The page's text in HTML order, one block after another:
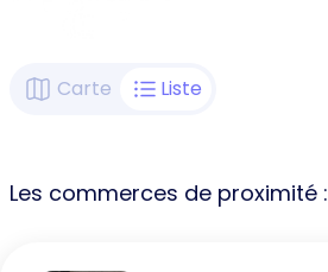
Carte Liste
Les commerces de proximité :